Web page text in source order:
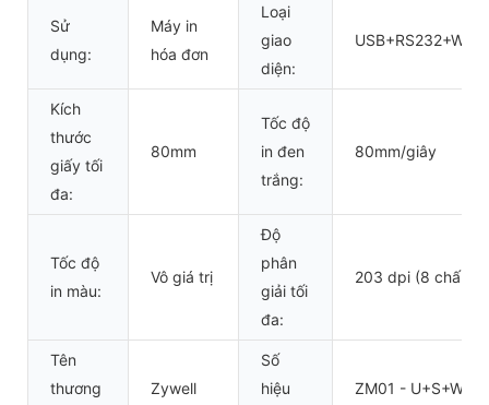
Sử
dụng:
Máy in
hóa đơn
Loại
giao
diện:
USB+RS232+WIFI
Kích
thước
giấy tối
đa:
80mm
Tốc độ
in đen
trắng:
80mm/giây
Tốc độ
in màu:
Vô giá trị
Độ
phân
giải tối
đa:
203 dpi (8 chấm/
Tên
thương
Zywell
Số
hiệu
ZM01 - U+S+W